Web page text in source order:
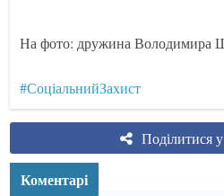
На фото: дружина Володимира
#СоціальнийЗахист
Поділитися
Коментарі